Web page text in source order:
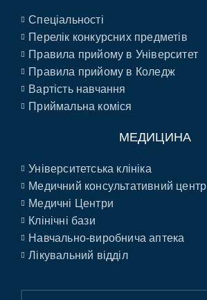
Спеціальності
Перелік конкурсних предметів
Правила прийому в Університет
Правила прийому в Коледж
Вартість навчання
Приймальна коміся
МЕДИЦИНА
Університетська клініка
Медичний консультативний центр
Медичні Центри
Клінічні бази
Навчально-виробнича аптека
Лікувальний відділ